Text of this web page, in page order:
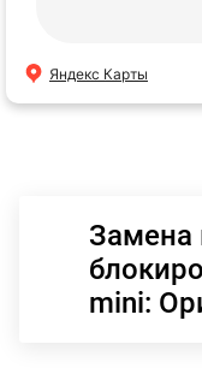
Яндекс Карты
Замена
mini: